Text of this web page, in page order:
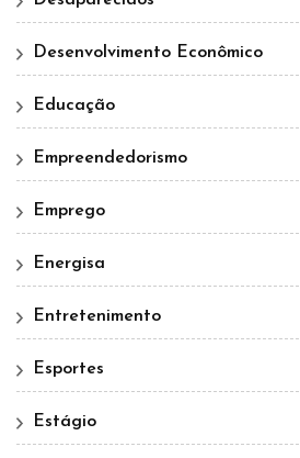
Desenvolvimento Econômico
Educação
Empreendedorismo
Emprego
Energisa
Entretenimento
Esportes
Estágio